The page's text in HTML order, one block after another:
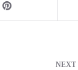
NEXT